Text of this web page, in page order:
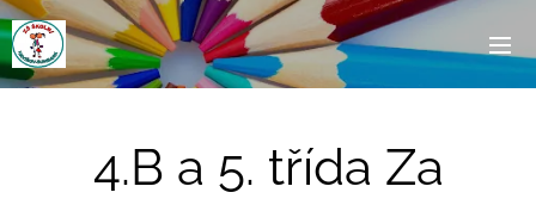
4.B a 5. třída Za